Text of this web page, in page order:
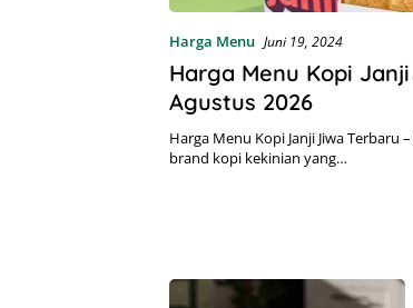
Harga Menu Juni 19, 2024
Harga Menu Kopi
Agustus 2026
Harga Menu Kopi Janji Jiwa Terbaru
brand kopi kekinian yang…